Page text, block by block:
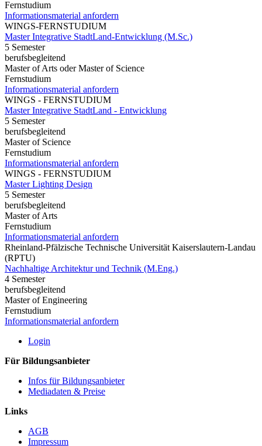
Fernstudium
Informationsmaterial anfordern
WINGS-FERNSTUDIUM
Master Integrative StadtLand-Entwicklung (M.Sc.)
5 Semester
berufsbegleitend
Master of Arts oder Master of Science
Fernstudium
Informationsmaterial anfordern
WINGS - FERNSTUDIUM
Master Integrative StadtLand - Entwicklung
5 Semester
berufsbegleitend
Master of Science
Fernstudium
Informationsmaterial anfordern
WINGS - FERNSTUDIUM
Master Lighting Design
5 Semester
berufsbegleitend
Master of Arts
Fernstudium
Informationsmaterial anfordern
Rheinland-Pfälzische Technische Universität Kaiserslautern-Landau
(RPTU)
Nachhaltige Architektur und Technik (M.Eng.)
4 Semester
berufsbegleitend
Master of Engineering
Fernstudium
Informationsmaterial anfordern
Login
Für Bildungsanbieter
Infos für Bildungsanbieter
Mediadaten & Preise
Links
AGB
Impressum